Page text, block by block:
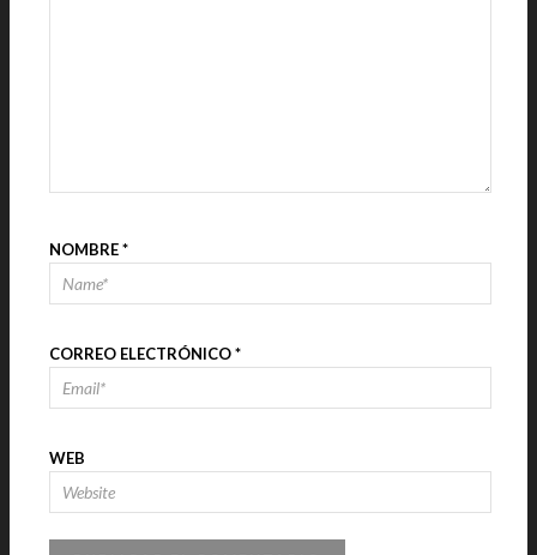
NOMBRE*
CORREO ELECTRÓNICO*
WEB